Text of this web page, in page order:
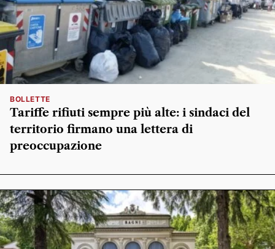
BOLLETTE
Tariffe rifiuti sempre più alte: i sindaci del
territorio firmano una lettera di
preoccupazione